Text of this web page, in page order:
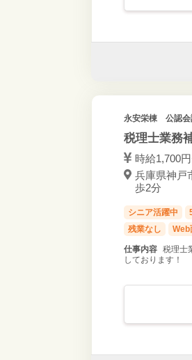
永安栄棟 公認会
税理士業務
時給1,700
兵庫県神戸
歩2分
シニア活躍中
残業なし
Web
仕事内容
税理士
しております！